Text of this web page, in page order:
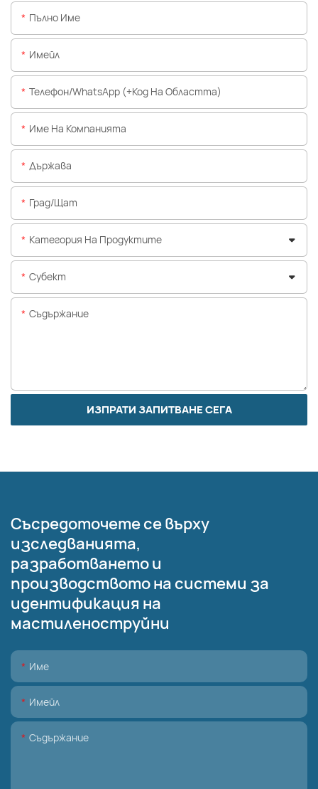
Пълно Име
Имейл
Телефон/WhatsApp (+Код На Областта)
Име На Компанията
Държава
Град/щат
Категория На Продуктите
Субект
Съдържание
ИЗПРАТИ ЗАПИТВАНЕ СЕГА
Съсредоточете се върху
изследванията,
разработването и
производството на системи за
идентификация на
мастиленоструйни
Име
Имейл
Съдържание